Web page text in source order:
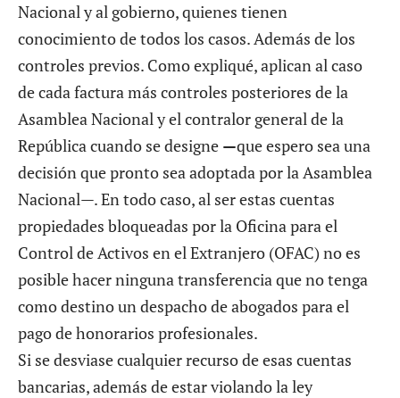
Nacional y al gobierno, quienes tienen
conocimiento de todos los casos. Además de los
controles previos. Como expliqué, aplican al caso
de cada factura más controles posteriores de la
Asamblea Nacional y el contralor general de la
República cuando se designe —que espero sea una
decisión que pronto sea adoptada por la Asamblea
Nacional—. En todo caso, al ser estas cuentas
propiedades bloqueadas por la Oficina para el
Control de Activos en el Extranjero (OFAC) no es
posible hacer ninguna transferencia que no tenga
como destino un despacho de abogados para el
pago de honorarios profesionales.
Si se desviase cualquier recurso de esas cuentas
bancarias, además de estar violando la ley